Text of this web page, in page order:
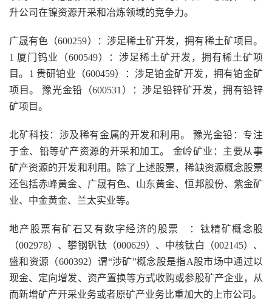
升公司在镍资源开采和冶炼领域的竞争力。
广晟有色（600259）：涉足稀土矿开发，拥有稀土矿项目。
1 厦门钨业（600549）：涉足稀土矿开发，拥有稀土矿项
目。1 贵研铂业（600459）：涉足铂金矿开发，拥有铂金矿
项目。 豫光金铅（600531）：涉足铅锌矿开发，拥有铅锌
矿项目。
北矿科技：涉及稀有金属的开发和利用。 豫光金铅：专注
于金、铅等矿产资源的开采和加工。 金岭矿业：主要从事
矿产资源的开发和利用。除了上述股票，稀缺资源概念股票
还包括赤峰黄金、广晟有色、山东黄金、恒邦股份、紫金矿
业、中金黄金、兰太实业等。
地产股票有矿石又有数字经济的股票 ：钛精矿概念股
（002978）、攀钢钒钛（000629）、中核钛白（002145）、
盛和资源（600392）谓“涉矿”概念股是指A股市场中通过以
现金、定向增发、资产置换等方式收购或参股矿产企业，从
而新增矿产开采业务或者原矿产业务比重加大的上市公司。